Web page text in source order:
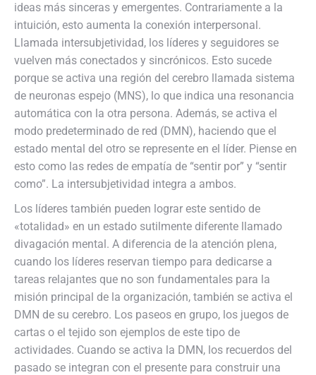
ideas más sinceras y emergentes. Contrariamente a la
intuición, esto aumenta la conexión interpersonal.
Llamada intersubjetividad, los líderes y seguidores se
vuelven más conectados y sincrónicos. Esto sucede
porque se activa una región del cerebro llamada sistema
de neuronas espejo (MNS), lo que indica una resonancia
automática con la otra persona. Además, se activa el
modo predeterminado de red (DMN), haciendo que el
estado mental del otro se represente en el líder. Piense en
esto como las redes de empatía de “sentir por” y “sentir
como”. La intersubjetividad integra a ambos.
Los líderes también pueden lograr este sentido de
«totalidad» en un estado sutilmente diferente llamado
divagación mental. A diferencia de la atención plena,
cuando los líderes reservan tiempo para dedicarse a
tareas relajantes que no son fundamentales para la
misión principal de la organización, también se activa el
DMN de su cerebro. Los paseos en grupo, los juegos de
cartas o el tejido son ejemplos de este tipo de
actividades. Cuando se activa la DMN, los recuerdos del
pasado se integran con el presente para construir una